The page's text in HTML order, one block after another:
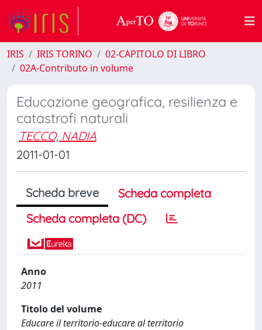
IRIS IRIS TORINO
02-CAPITOLO DI LIBRO
02A-Contributo in volume
Educazione geografica, resilienza e
catastrofi naturali
TECCO, NADIA
2011-01-01
Scheda breve
Scheda completa
Scheda completa (DC)
Anno
2011
Titolo del volume
Educare il territorio-educare al territorio